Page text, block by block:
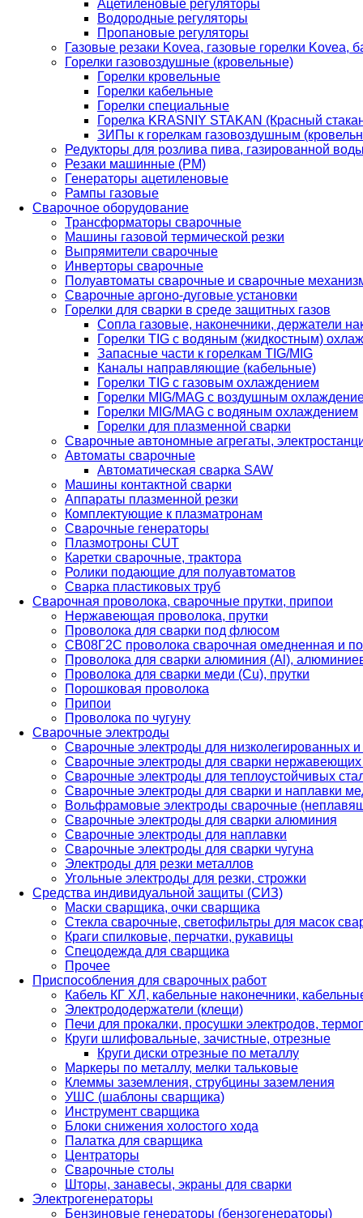
Ацетиленовые регуляторы
Водородные регуляторы
Пропановые регуляторы
Газовые резаки Kovea, газовые горелки Kovea,
Горелки газовоздушные (кровельные)
Горелки кровельные
Горелки кабельные
Горелки специальные
Горелка KRASNIY STAKAN (Красный
ЗИПы к горелкам газовоздушным
Редукторы для розлива пива, газированной
Резаки машинные (РМ)
Генераторы ацетиленовые
Рампы газовые
Сварочное оборудование
Трансформаторы сварочные
Машины газовой термической резки
Выпрямители сварочные
Инверторы сварочные
Полуавтоматы сварочные и сварочные
Сварочные аргоно-дуговые установки
Горелки для сварки в среде защитных газов
Сопла газовые, наконечники, держатели
Горелки TIG с водяным (жидкостным)
Запасные части к горелкам TIG/MIG
Каналы направляющие (кабельные)
Горелки TIG с газовым охлаждением
Горелки MIG/MAG с воздушным
Горелки MIG/MAG с водяным охлаждением
Горелки для плазменной сварки
Сварочные автономные агрегаты,
Автоматы сварочные
Автоматическая сварка SAW
Машины контактной сварки
Аппараты плазменной резки
Комплектующие к плазматронам
Сварочные генераторы
Плазмотроны CUT
Каретки сварочные, трактора
Ролики подающие для полуавтоматов
Сварка пластиковых труб
Сварочная проволока, сварочные прутки, припои
Нержавеющая проволока, прутки
Проволока для сварки под флюсом
СВ08Г2С проволока сварочная омедненная и
Проволока для сварки алюминия (Al),
Проволока для сварки меди (Cu), прутки
Порошковая проволока
Припои
Проволока по чугуну
Сварочные электроды
Сварочные электроды для низколегированных и
Сварочные электроды для сварки
Сварочные электроды для теплоустойчивых
Сварочные электроды для сварки и наплавки
Вольфрамовые электроды сварочные
Сварочные электроды для сварки алюминия
Сварочные электроды для наплавки
Сварочные электроды для сварки чугуна
Электроды для резки металлов
Угольные электроды для резки, строжки
Средства индивидуальной защиты (СИЗ)
Маски сварщика, очки сварщика
Стекла сварочные, светофильтры для масок
Краги спилковые, перчатки, рукавицы
Спецодежда для сварщика
Прочее
Приспособления для сварочных работ
Кабель КГ ХЛ, кабельные наконечники,
Электрододержатели (клещи)
Печи для прокалки, просушки электродов,
Круги шлифовальные, зачистные, отрезные
Круги диски отрезные по металлу
Маркеры по металлу, мелки тальковые
Клеммы заземления, струбцины заземления
УШС (шаблоны сварщика)
Инструмент сварщика
Блоки снижения холостого хода
Палатка для сварщика
Центраторы
Сварочные столы
Шторы, занавесы, экраны для сварки
Электрогенераторы
Бензиновые генераторы (бензогенераторы)